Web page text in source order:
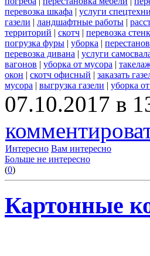
перевозка шкафа | услуги
газели | ландшафтные работы |
территорий | скотч | перевозка
погрузка фуры | уборка |
перевозка дивана | услуги
вагонов | уборка от мусора |
окон | скотч офисный | заказать
мусора | выгрузка газели | уборка
07.10.2017 в
Интересно Вам интересно
Больше не интересно
(0)
Картонные